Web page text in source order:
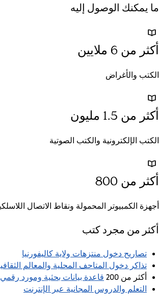
ما يمكنك الوصول إليه
أكثر من 6 ملايين
الكتب والأغراض
أكثر من 1.5 مليون
الكتب الإلكترونية والكتب الصوتية
أكثر من 800
أجهزة الكمبيوتر المحمولة ونقاط الاتصال
أكثر من مجرد كتب
تصاريح دخول منتزهات ولاية كاليفورنيا
تذاكر دخول المتاحف المحلية والمعالم
أكثر من 200
قاعدة بيانات بحثية ومورد رقمي
التعلم والدروس المجانية عبر الإنترنت